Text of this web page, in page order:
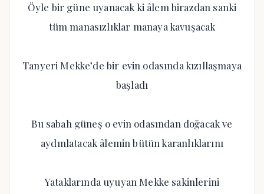
Öyle bir güne uyanacak ki âlem birazdan sanki
tüm manasızlıklar manaya kavuşacak
Tanyeri Mekke’de bir evin odasında kızıllaşmaya
başladı
Bu sabah güneş o evin odasından doğacak ve
aydınlatacak âlemin bütün karanlıklarını
Yataklarında uyuyan Mekke sakinlerini